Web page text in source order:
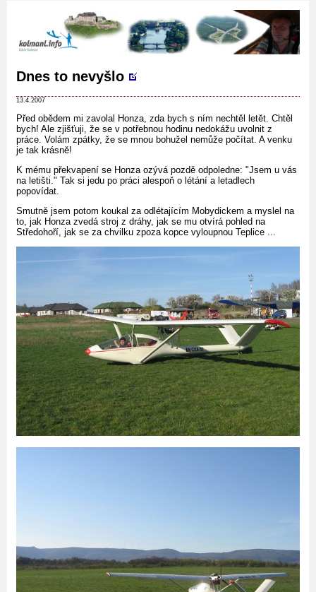
Dnes to nevyšlo
13.4.2007
Před obědem mi zavolal Honza, zda bych s ním nechtěl letět. Chtěl
bych! Ale zjišťuji, že se v potřebnou hodinu nedokážu uvolnit z
práce. Volám zpátky, že se mnou bohužel nemůže počítat. A venku
je tak krásně!
K mému překvapení se Honza ozývá pozdě odpoledne: "Jsem u vás
na letišti." Tak si jedu po práci alespoň o létání a letadlech
popovídat.
Smutně jsem potom koukal za odlétajícím Mobydickem a myslel na
to, jak Honza zvedá stroj z dráhy, jak se mu otvírá pohled na
Středohoří, jak se za chvilku zpoza kopce vyloupnou Teplice ...